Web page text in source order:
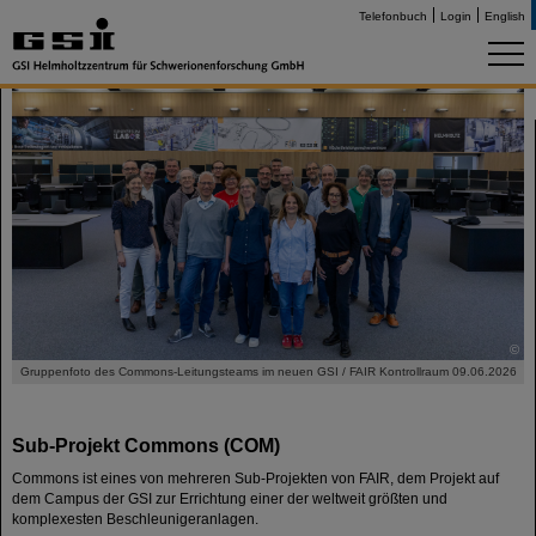
Telefonbuch Login English
©
Gruppenfoto des Commons-Leitungsteams im neuen GSI / FAIR Kontrollraum 09.06.2026
Sub-Projekt Commons (COM)
Commons ist eines von mehreren Sub-Projekten von FAIR, dem Projekt auf
dem Campus der GSI zur Errichtung einer der weltweit größten und
komplexesten Beschleuniger­anlagen.